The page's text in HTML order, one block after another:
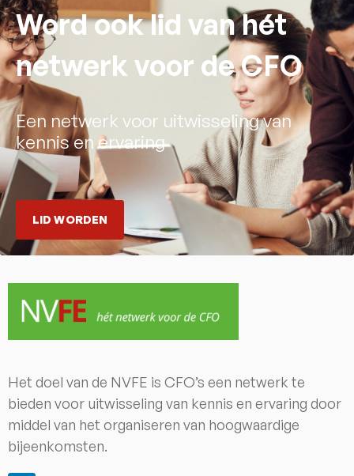
Word ook lid van hét
netwerk voor de CFO
Een netwerk voor uitwisseling van
kennis en ervaring
LID WORDEN
Het doel van de NVFE is CFO’s een netwerk te
bieden voor uitwisseling van kennis en ervaring door
middel van het organiseren van hoogwaardige
bijeenkomsten.